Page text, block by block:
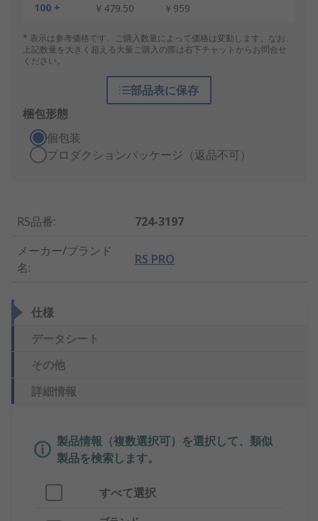
100 +
￥479.50 ￥959
* 表示は参考価格です。ご購入数量によって価格は変動します。なお、
上記数量を大きく超える大量ご購入の際は右下チャットからお問合せ
ください。
部品表に保存
梱包形態
個包装
プロダクションパッケージ（返品不可）
RS品番:
724-3197
メーカー/ブランド
名:
RS PRO
仕様
データシート
その他
詳細情報
製品情報（複数選択可）を選択して、類似
製品を検索します。
すべて選択